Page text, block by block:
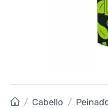
/ Cabello /